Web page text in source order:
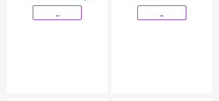
500ML
Duplo 500ML